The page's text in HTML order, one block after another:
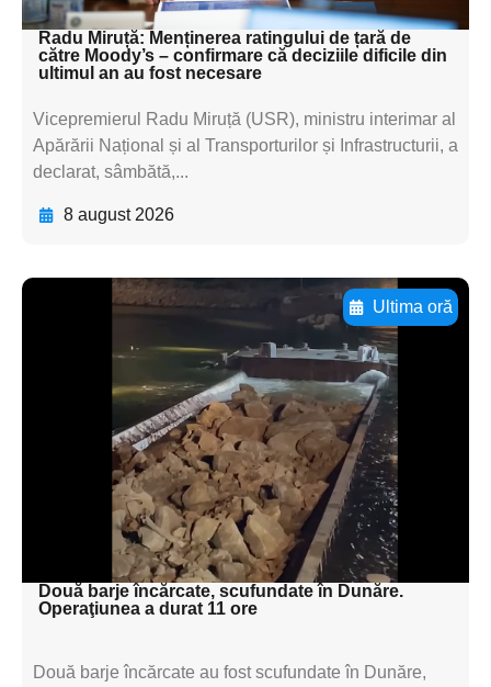
Radu Miruță: Menținerea ratingului de țară de
către Moody’s – confirmare că deciziile dificile din
ultimul an au fost necesare
Vicepremierul Radu Miruță (USR), ministru interimar al
Apărării Național și al Transporturilor și Infrastructurii, a
declarat, sâmbătă,...
8 august 2026
Ultima oră
Adaugă aici textul pentru
subtitluAdaugă aici
textul pentru
subtitluAdaugă aici
textul pentru
subtitluAdaugă aici
textul pentru subti
Două barje încărcate, scufundate în Dunăre.
Operaţiunea a durat 11 ore
Două barje încărcate au fost scufundate în Dunăre,